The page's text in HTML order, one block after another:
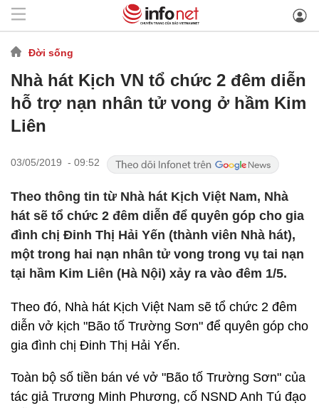
Đời sống
Nhà hát Kịch VN tổ chức 2 đêm diễn
hỗ trợ nạn nhân tử vong ở hầm Kim
Liên
03/05/2019 - 09:52
Theo thông tin từ Nhà hát Kịch Việt Nam, Nhà
hát sẽ tổ chức 2 đêm diễn để quyên góp cho gia
đình chị Đinh Thị Hải Yến (thành viên Nhà hát),
một trong hai nạn nhân tử vong trong vụ tai nạn
tại hầm Kim Liên (Hà Nội) xảy ra vào đêm 1/5.
Theo đó, Nhà hát Kịch Việt Nam sẽ tổ chức 2 đêm
diễn vở kịch "Bão tố Trường Sơn" để quyên góp cho
gia đình chị Đinh Thị Hải Yến.
Toàn bộ số tiền bán vé vở "Bão tố Trường Sơn" của
tác giả Trương Minh Phương, cố NSND Anh Tú đạo